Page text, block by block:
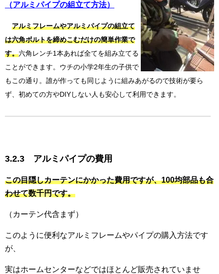
（アルミパイプの組立て方法）
アルミフレームやアルミパイプの組立て
は六角ボルトを締めこむだけの簡単作業で
す。六角レンチ1本あれば全てを組み立てる
ことができます。ウチの小学2年生の子供で
もこの通り。誰が作っても同じように組みあがるので技術が要ら
ず、初めての方やDIYしない人も安心して利用できます。
3.2.3 アルミパイプの費用
この目隠しカーテンにかかった費用ですが、100均部品も合
わせて数千円です。
（カーテン代含まず）
このように便利なアルミフレームやパイプの購入方法です
が、
実はホームセンターなどではほとんど販売されていませ